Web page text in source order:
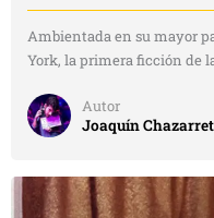
Ambientada en su mayor
York, la primera ficción de
Autor
Joaquín